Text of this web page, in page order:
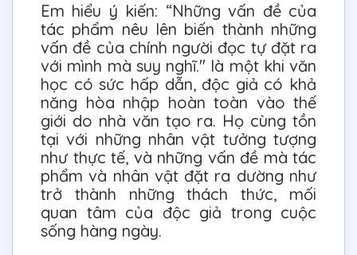
Em hiểu ý kiến: “Những vấn đề của
tác phẩm nêu lên biến thành những
vấn đề của chính người đọc tự đặt ra
với mình mà suy nghĩ." là một khi văn
học có sức hấp dẫn, độc giả có khả
năng hòa nhập hoàn toàn vào thế
giới do nhà văn tạo ra. Họ cùng tồn
tại với những nhân vật tưởng tượng
như thực tế, và những vấn đề mà tác
phẩm và nhân vật đặt ra dường như
trở thành những thách thức, mối
quan tâm của độc giả trong cuộc
sống hàng ngày.